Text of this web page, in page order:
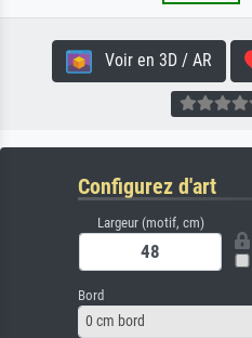
Voir en 3D / AR
Configurez d'art
Largeur (motif, cm)
Bord
0 cm bord